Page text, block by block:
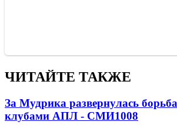
ЧИТАЙТЕ ТАКЖЕ
За Мудрика развернулась
клубами АПЛ - СМИ1008